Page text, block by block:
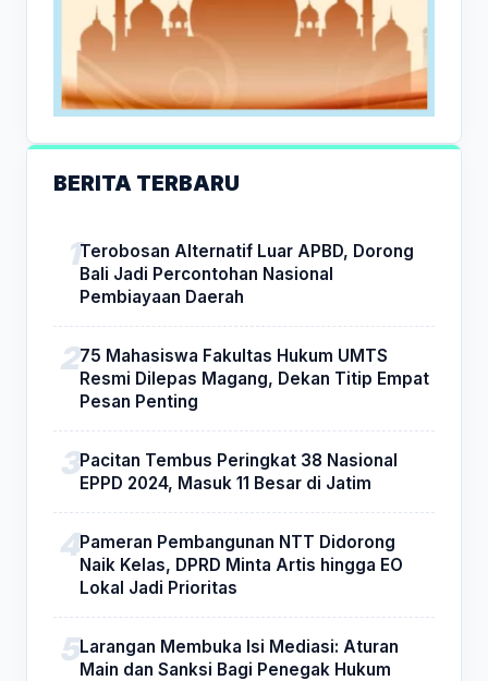
BERITA TERBARU
Terobosan Alternatif Luar APBD, Dorong
Bali Jadi Percontohan Nasional
Pembiayaan Daerah
75 Mahasiswa Fakultas Hukum UMTS
Resmi Dilepas Magang, Dekan Titip Empat
Pesan Penting
Pacitan Tembus Peringkat 38 Nasional
EPPD 2024, Masuk 11 Besar di Jatim
Pameran Pembangunan NTT Didorong
Naik Kelas, DPRD Minta Artis hingga EO
Lokal Jadi Prioritas
Larangan Membuka Isi Mediasi: Aturan
Main dan Sanksi Bagi Penegak Hukum